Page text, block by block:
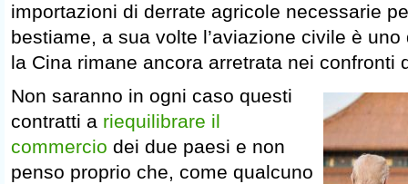
importazioni di derrate agricole necessarie
bestiame, a sua volte l’aviazione civile è
la Cina rimane ancora arretrata nei confronti
Non saranno in ogni caso questi
contratti a riequilibrare il
commercio dei due paesi e non
penso proprio che, come qualcuno